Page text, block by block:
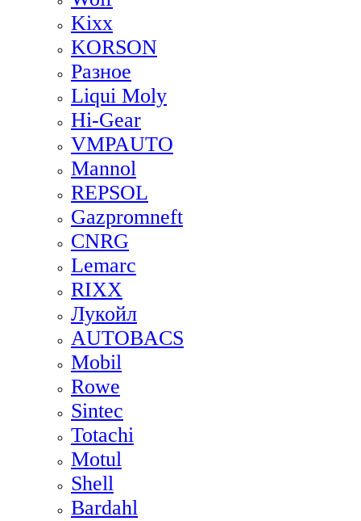
Kixx
KORSON
Разное
Liqui Moly
Hi-Gear
VMPAUTO
Mannol
REPSOL
Gazpromneft
CNRG
Lemarc
RIXX
Лукойл
AUTOBACS
Mobil
Rowe
Sintec
Totachi
Motul
Shell
Bardahl